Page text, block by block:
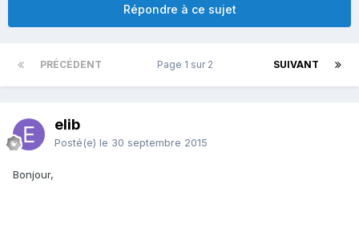
Répondre à ce sujet
PRÉCÉDENT SUIVANT
Page 1 sur 2
elib
Posté(e) le 30 septembre 2015
Bonjour,